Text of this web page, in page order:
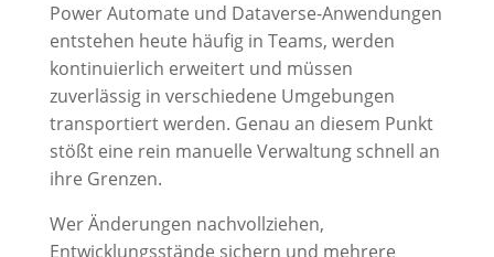
Power Automate und Dataverse-Anwendungen
entstehen heute häufig in Teams, werden
kontinuierlich erweitert und müssen
zuverlässig in verschiedene Umgebungen
transportiert werden. Genau an diesem Punkt
stößt eine rein manuelle Verwaltung schnell an
ihre Grenzen.
Wer Änderungen nachvollziehen,
Entwicklungsstände sichern und mehrere